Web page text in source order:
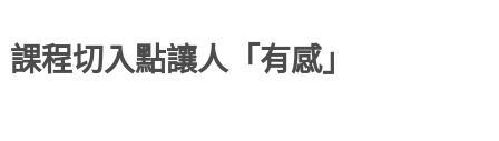
課程切入點讓人「有感」